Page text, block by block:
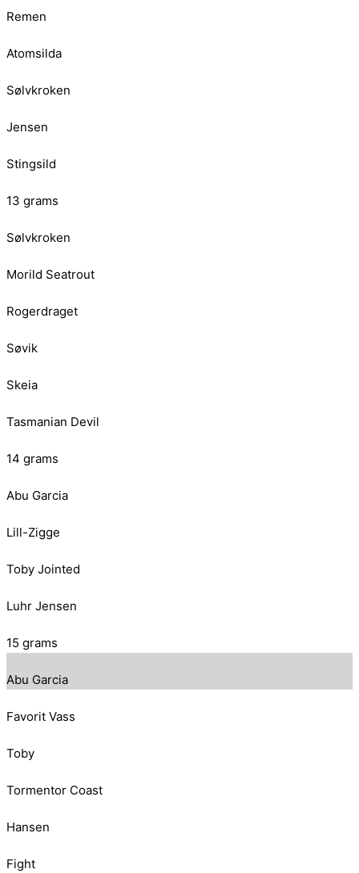
Remen
Atomsilda
Sølvkroken
Jensen
Stingsild
13 grams
Sølvkroken
Morild Seatrout
Rogerdraget
Søvik
Skeia
Tasmanian Devil
14 grams
Abu Garcia
Lill-Zigge
Toby Jointed
Luhr Jensen
15 grams
Abu Garcia
Favorit Vass
Toby
Tormentor Coast
Hansen
Fight